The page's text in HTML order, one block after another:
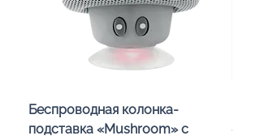
Беспроводная колонка-
подставка «Mushroom» с